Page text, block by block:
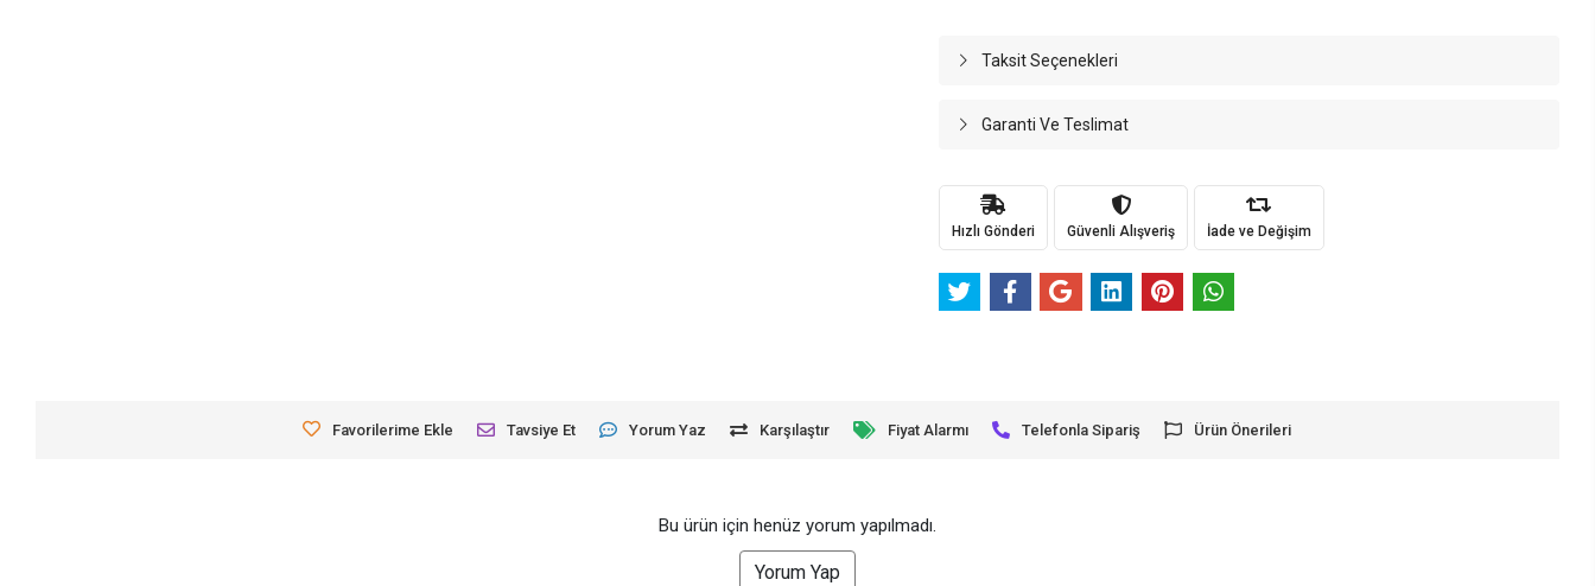
Taksit Seçenekleri
Garanti Ve Teslimat
Hızlı Gönderi Güvenli Alışveriş İade ve Değişim
Favorilerime Ekle Tavsiye Et Yorum Yaz Karşılaştır Fiyat Alarmı Telefonla Sipariş Ürün Önerileri
Bu ürün için henüz yorum yapılmadı.
Yorum Yap